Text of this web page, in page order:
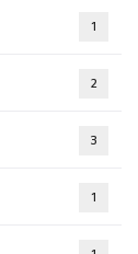
1
2
3
1